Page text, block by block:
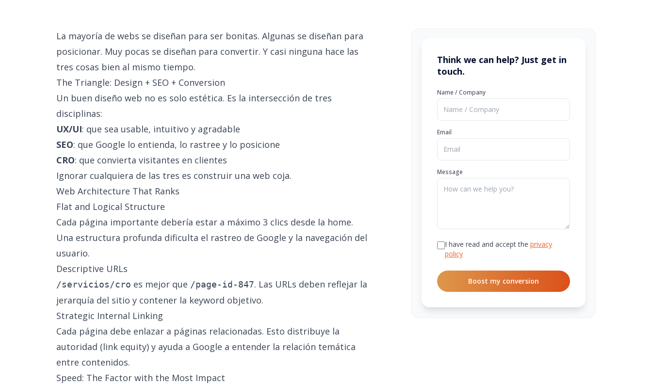
La mayoría de webs se diseñan para ser bonitas. Algunas se diseñan para
posicionar. Muy pocas se diseñan para convertir. Y casi ninguna hace las
tres cosas bien al mismo tiempo.
The Triangle: Design + SEO + Conversion
Un buen diseño web no es solo estética. Es la intersección de tres
disciplinas:
UX/UI: que sea usable, intuitivo y agradable
SEO: que Google lo entienda, lo rastree y lo posicione
CRO: que convierta visitantes en clientes
Ignorar cualquiera de las tres es construir una web coja.
Web Architecture That Ranks
Flat and Logical Structure
Cada página importante debería estar a máximo 3 clics desde la home.
Una estructura profunda dificulta el rastreo de Google y la navegación del
usuario.
Descriptive URLs
/servicios/cro es mejor que /page-id-847. Las URLs deben reflejar la
jerarquía del sitio y contener la keyword objetivo.
Strategic Internal Linking
Cada página debe enlazar a páginas relacionadas. Esto distribuye la
autoridad (link equity) y ayuda a Google a entender la relación temática
entre contenidos.
Speed: The Factor with the Most Impact
Think we can help? Just get in
touch.
Name / Company
Email
Message
I have read and accept the privacy
policy
Boost my conversion